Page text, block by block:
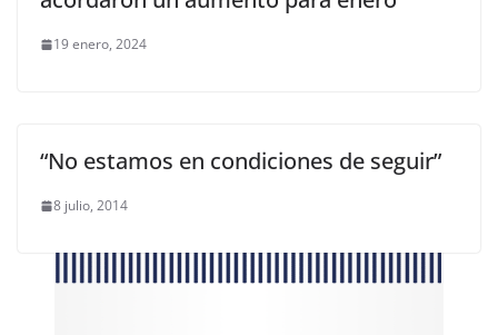
19 enero, 2024
“No estamos en condiciones de seguir”
8 julio, 2014